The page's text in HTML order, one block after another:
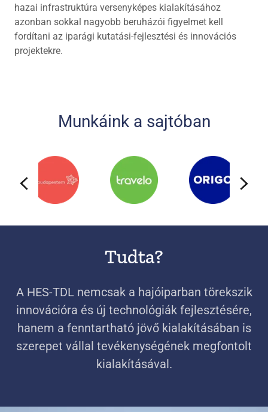
hazai infrastruktúra versenyképes kialakításához
azonban sokkal nagyobb beruházói figyelmet kell
fordítani az iparági kutatási-fejlesztési és innovációs
projektekre.
Munkáink a sajtóban
Tudta?
A HES-TDL nemcsak a hajóiparban törekszik
innovációra és új technológiák fejlesztésére,
hanem a fenntartható jövő kialakításában is
szerepet vállal tevékenységének megfontolt
kialakításával.